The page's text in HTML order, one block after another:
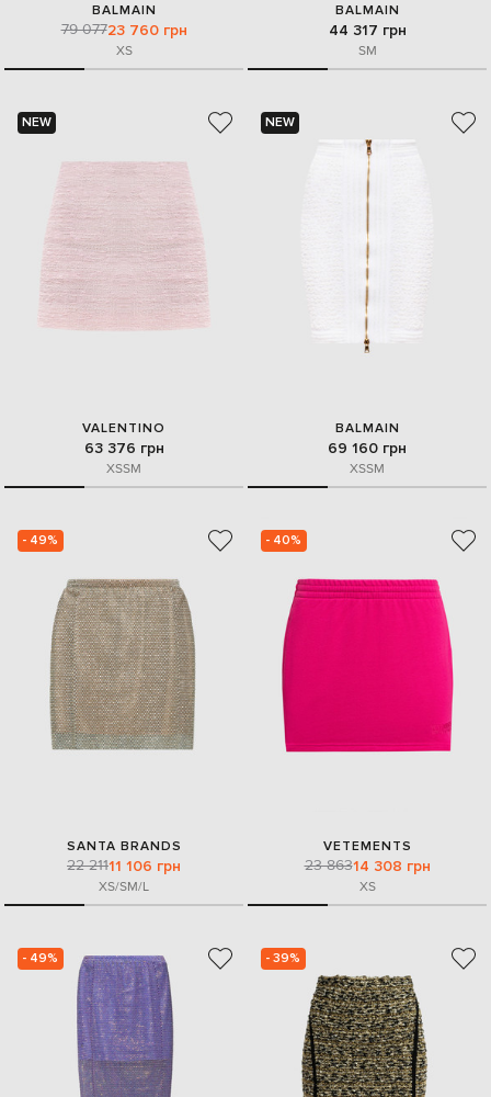
BALMAIN
79 07723 760 грн
XS
BALMAIN
44 317 грн
SM
NEW
VALENTINO
63 376 грн
XSSM
NEW
BALMAIN
69 160 грн
XSSM
- 49%
SANTA BRANDS
22 21111 106 грн
XS/SM/L
- 40%
VETEMENTS
23 86314 308 грн
XS
- 49% - 39%